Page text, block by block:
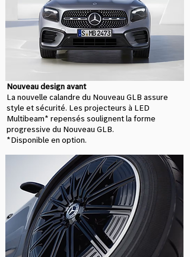
Nouveau design avant
La nouvelle calandre du Nouveau GLB assure
style et sécurité. Les projecteurs à LED
Multibeam* repensés soulignent la forme
progressive du Nouveau GLB.​
*Disponible en option.